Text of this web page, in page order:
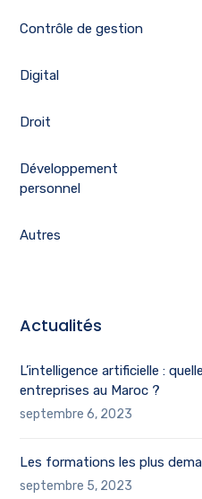
Contrôle de gestion
Digital
Droit
Développement
personnel
Autres
Actualités
L’intelligence artificielle :
entreprises au Maroc ?
septembre 6, 2023
Les formations les plus
septembre 5, 2023